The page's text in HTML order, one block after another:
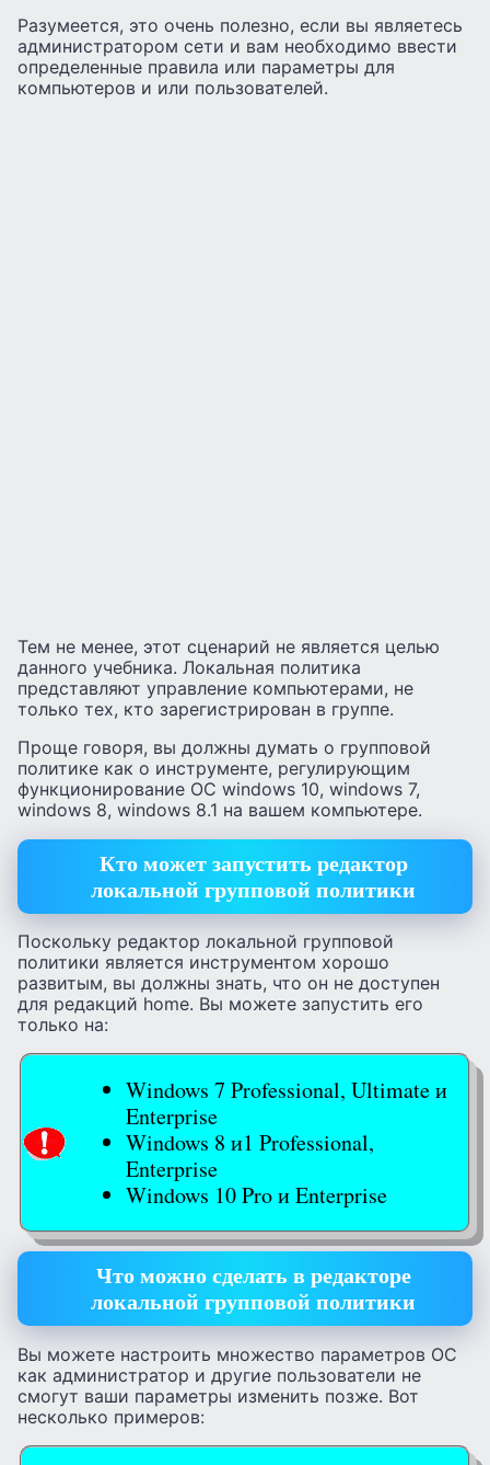
Разумеется, это очень полезно, если вы являетесь
администратором сети и вам необходимо ввести
определенные правила или параметры для
компьютеров и или пользователей.
Тем не менее, этот сценарий не является целью
данного учебника. Локальная политика
представляют управление компьютерами, не
только тех, кто зарегистрирован в группе.
Проще говоря, вы должны думать о групповой
политике как о инструменте, регулирующим
функционирование ОС windows 10, windows 7,
windows 8, windows 8.1 на вашем компьютере.
Кто может запустить редактор
локальной групповой политики
Поскольку редактор локальной групповой
политики является инструментом хорошо
развитым, вы должны знать, что он не доступен
для редакций home. Вы можете запустить его
только на:
Windows 7 Professional, Ultimate и
Enterprise
Windows 8 и1 Professional,
Enterprise
Windows 10 Pro и Enterprise
Что можно сделать в редакторе
локальной групповой политики
Вы можете настроить множество параметров ОС
как администратор и другие пользователи не
смогут ваши параметры изменить позже. Вот
несколько примеров: